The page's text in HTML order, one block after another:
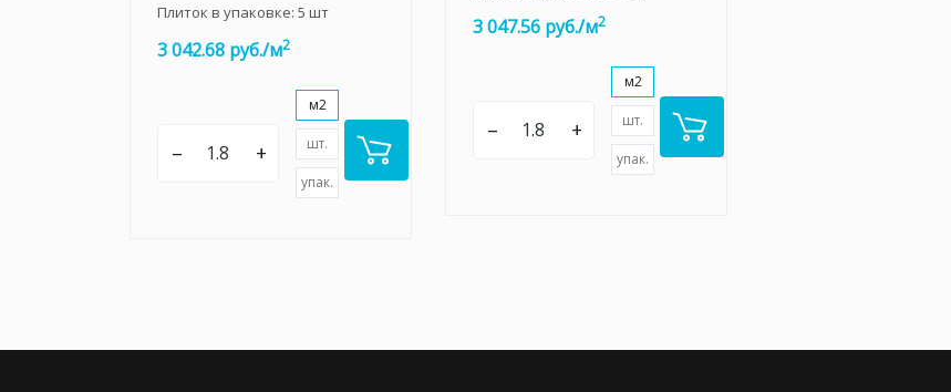
Плиток в упаковке: 5 шт
3 042.68 руб./м2
– +
м2
шт.
упак.
3 047.56 руб./м2
– +
м2
шт.
упак.